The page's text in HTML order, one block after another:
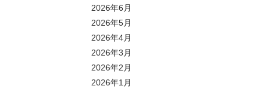
2026年6月
2026年5月
2026年4月
2026年3月
2026年2月
2026年1月